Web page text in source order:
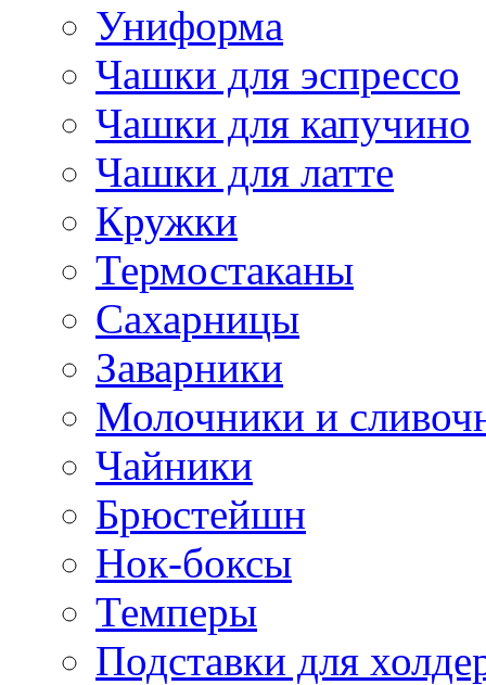
Униформа
Чашки для эспрессо
Чашки для капучино
Чашки для латте
Кружки
Термостаканы
Сахарницы
Заварники
Молочники и
Чайники
Брюстейшн
Нок-боксы
Темперы
Подставки для